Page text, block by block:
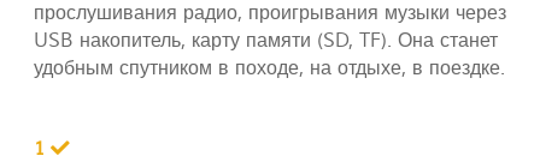
прослушивания радио, проигрывания музыки через
USB накопитель, карту памяти (SD, TF). Она станет
удобным спутником в походе, на отдыхе, в поездке.
1